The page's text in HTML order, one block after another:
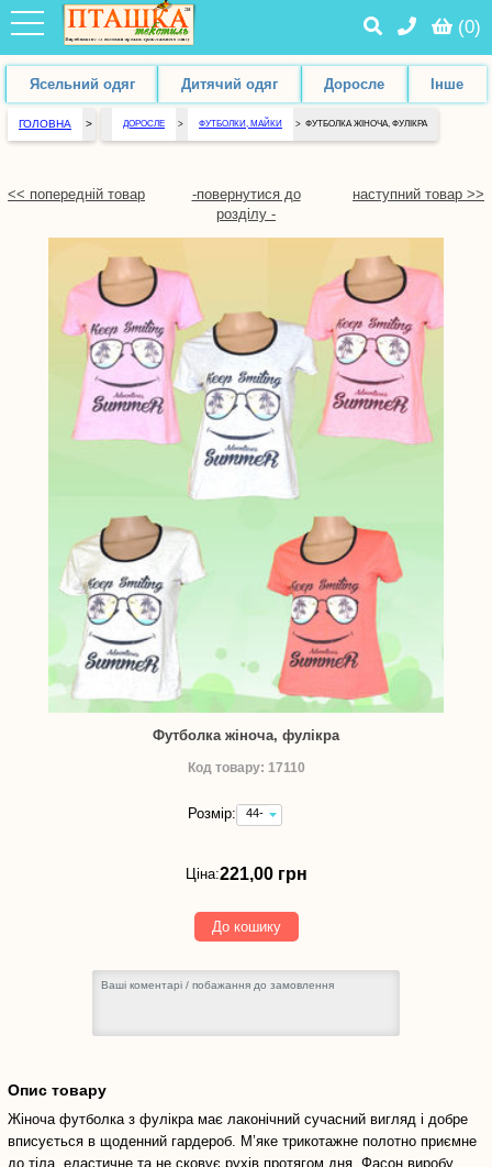
(0)
Ясельний одяг Дитячий одяг Доросле Інше
ГОЛОВНА > ДОРОСЛЕ > ФУТБОЛКИ, МАЙКИ > ФУТБОЛКА ЖІНОЧА, ФУЛІКРА
<< попередній товар
-повернутися до
розділу -
наступний товар >>
Футболка жіноча, фулікра
Код товару: 17110
Розмір:
44-
46 -
Ціна:221,00 грн
До кошику
Опис товару
Жіноча футболка з фулікра має лаконічний сучасний вигляд і добре
вписується в щоденний гардероб. М’яке трикотажне полотно приємне
до тіла, еластичне та не сковує рухів протягом дня. Фасон виробу